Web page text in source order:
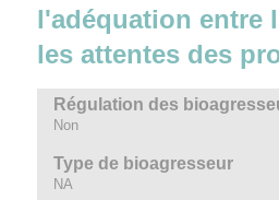
l'adéquation entre
les attentes des
Régulation des
Non
Type de bioagresseur
NA